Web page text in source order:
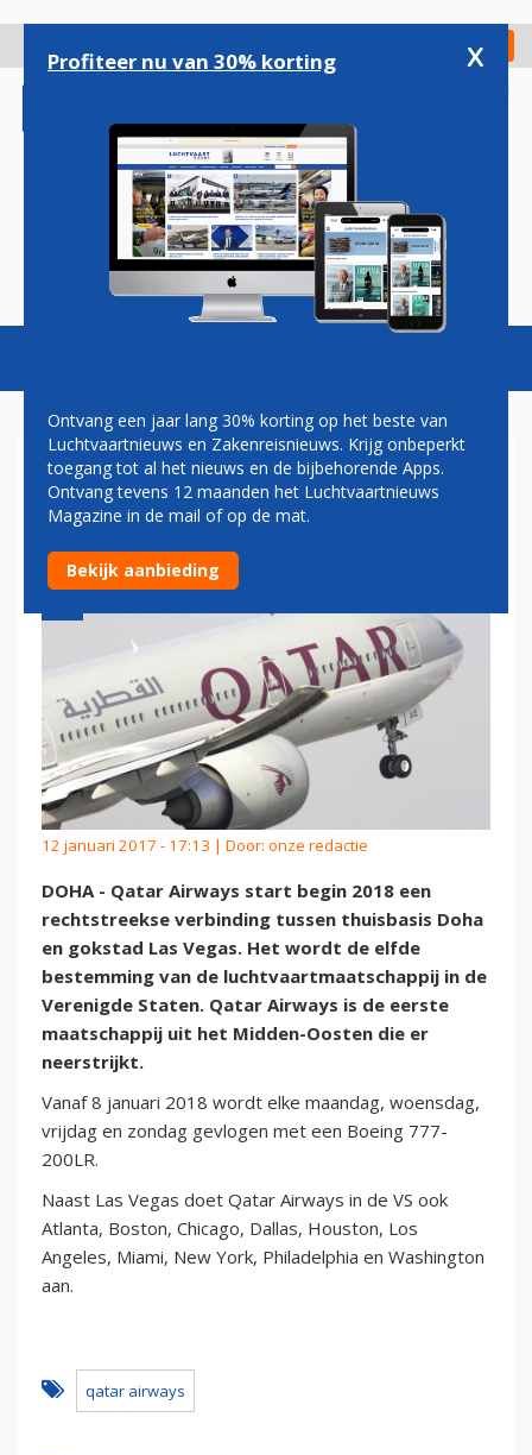
gaan
Check in
Magazine Podcasts Vacatures
QATAR AIRWAYS ZET IN OP
LAS VEGAS
12 januari 2017 - 17:13 | Door: onze redactie
DOHA - Qatar Airways start begin 2018 een
rechtstreekse verbinding tussen thuisbasis Doha
en gokstad Las Vegas. Het wordt de elfde
bestemming van de luchtvaartmaatschappij in de
Verenigde Staten. Qatar Airways is de eerste
maatschappij uit het Midden-Oosten die er
neerstrijkt.
Vanaf 8 januari 2018 wordt elke maandag, woensdag,
vrijdag en zondag gevlogen met een Boeing 777-
200LR.
Naast Las Vegas doet Qatar Airways in de VS ook
Atlanta, Boston, Chicago, Dallas, Houston, Los
Angeles, Miami, New York, Philadelphia en Washington
aan.
qatar airways
Profiteer nu van 30% korting x
Ontvang een jaar lang 30% korting op het beste van
Luchtvaartnieuws en Zakenreisnieuws. Krijg onbeperkt
toegang tot al het nieuws en de bijbehorende Apps.
Ontvang tevens 12 maanden het Luchtvaartnieuws
Magazine in de mail of op de mat.
Bekijk aanbieding